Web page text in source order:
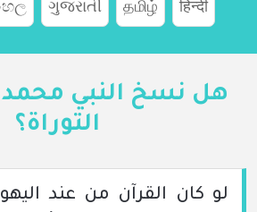
हिन्दी
தமிழ்
ગુજરાતી
هل نسخ النبي محمد
التوراة؟
لو كان القرآن من عند